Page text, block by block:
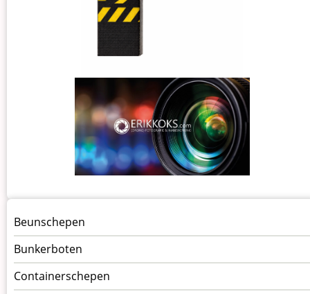
Menu
Schepen
Beunschepen
Bunkerboten
Containerschepen